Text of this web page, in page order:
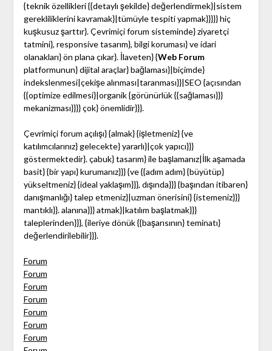
{teknik özellikleri {{detaylı şekilde} değerlendirmek}|sistem
gerekliliklerini kavramak}|tümüyle tespiti yapmak}}}}} hiç
kuşkusuz şarttır}. Çevrimiçi forum sisteminde} ziyaretçi
tatmini}, responsive tasarım}, bilgi koruması} ve idari
olanakları} ön plana çıkar}. İlaveten} {Web Forum
platformunun} dijital araçlar} bağlaması}|biçimde}
indekslenmesi|çekişe alınması|taranması}}|SEO {açısından
{{optimize edilmesi}|organik {görünürlük {{sağlaması}}}
mekanizması}}}} çok} önemlidir}}}.
Çevrimiçi forum açılışı} {almak} {işletmeniz} {ve
katılımcılarınız} gelecekte} yararlı}|çok yapıcı}}}
göstermektedir}. çabuk} tasarım} ile başlamanız|İlk aşamada
basit} {bir yapı} kurumanız}}} {ve {{adım adım} {büyütüp}
yükseltmeniz} {ideal yaklaşım}}}, dışında}}} {başından itibaren}
danışmanlığı} talep etmeniz}|uzman önerisini} {istemeniz}}}
mantıklı}}. alanına}}} atmak}|katılım başlatmak}}}
taleplerinden}}}, {ileriye dönük {{başarısının} teminatı}
değerlendirilebilir}}}.
Forum
Forum
Forum
Forum
Forum
Forum
Forum